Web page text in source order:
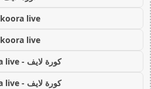
koora live
koora live
كورة لايف - koora live
كورة لايف - koora live